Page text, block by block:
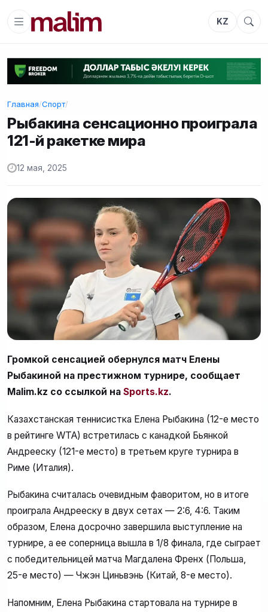
KZ
Главная/Спорт/
Рыбакина сенсационно проиграла
121-й ракетке мира
12 мая, 2025
Громкой сенсацией обернулся матч Елены
Рыбакиной на престижном турнире, сообщает
Malim.kz со ссылкой на Sports.kz.
Казахстанская теннисистка Елена Рыбакина (12-е место
в рейтинге WTA) встретилась с канадкой Бьянкой
Андрееску (121-е место) в третьем круге турнира в
Риме (Италия).
Рыбакина считалась очевидным фаворитом, но в итоге
проиграла Андрееску в двух сетах — 2:6, 4:6. Таким
образом, Елена досрочно завершила выступление на
турнире, а ее соперница вышла в 1/8 финала, где сыграет
с победительницей матча Магдалена Френх (Польша,
25-е место) — Чжэн Циньвэнь (Китай, 8-е место).
Напомним, Елена Рыбакина стартовала на турнире в